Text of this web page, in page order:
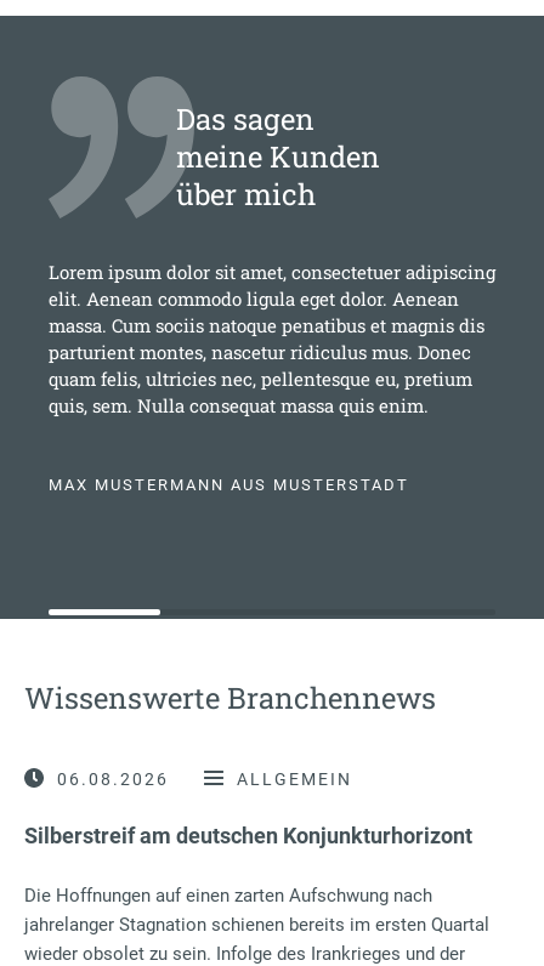
Das sagen
meine Kunden
über mich
Lorem ipsum dolor sit amet, consectetuer adipiscing
elit. Aenean commodo ligula eget dolor. Aenean
massa. Cum sociis natoque penatibus et magnis dis
parturient montes, nascetur ridiculus mus. Donec
quam felis, ultricies nec, pellentesque eu, pretium
quis, sem. Nulla consequat massa quis enim.
MAX MUSTERMANN AUS MUSTERSTADT
Wissenswerte Branchennews
06.08.2026 ALLGEMEIN
Silberstreif am deutschen Konjunkturhorizont
Die Hoffnungen auf einen zarten Aufschwung nach
jahrelanger Stagnation schienen bereits im ersten Quartal
wieder obsolet zu sein. Infolge des Irankrieges und der